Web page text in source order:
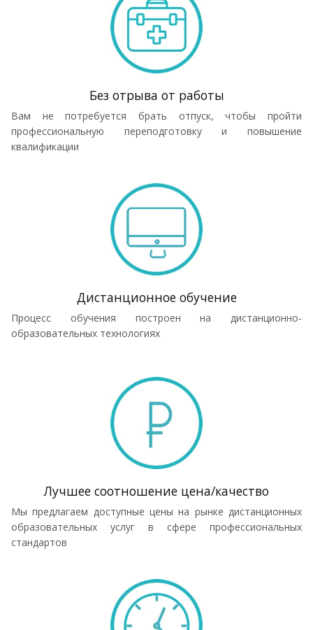
Без отрыва от работы
Вам не потребуется брать отпуск, чтобы пройти
профессиональную переподготовку и повышение
квалификации
Дистанционное обучение
Процесс обучения построен на дистанционно-
образовательных технологиях
Лучшее соотношение цена/качество
Мы предлагаем доступные цены на рынке дистанционных
образовательных услуг в сфере профессиональных
стандартов